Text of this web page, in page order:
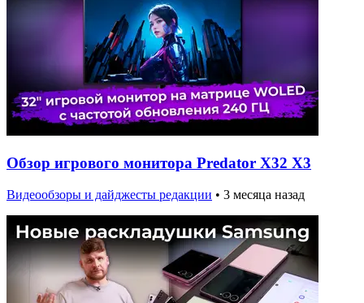
Обзор игрового монитора Predator X32 X3
Видеообзоры и дайджесты редакции • 3 месяца назад